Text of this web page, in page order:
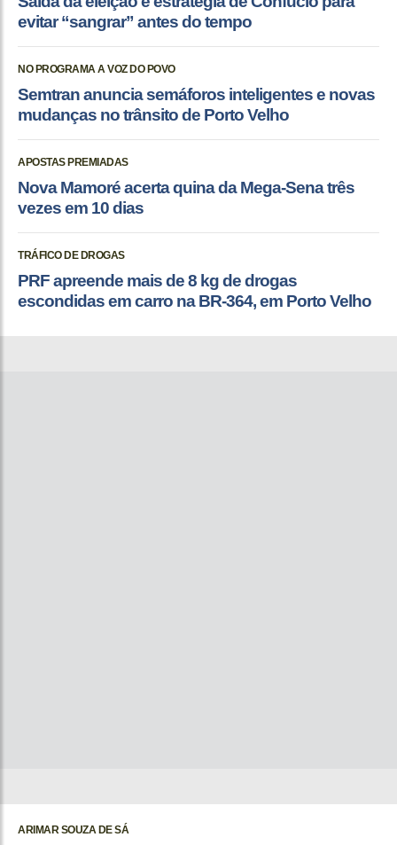
evitar “sangrar” antes do tempo
NO PROGRAMA A VOZ DO POVO
Semtran anuncia semáforos inteligentes e novas
mudanças no trânsito de Porto Velho
APOSTAS PREMIADAS
Nova Mamoré acerta quina da Mega-Sena três
vezes em 10 dias
TRÁFICO DE DROGAS
PRF apreende mais de 8 kg de drogas
escondidas em carro na BR-364, em Porto Velho
ARIMAR SOUZA DE SÁ